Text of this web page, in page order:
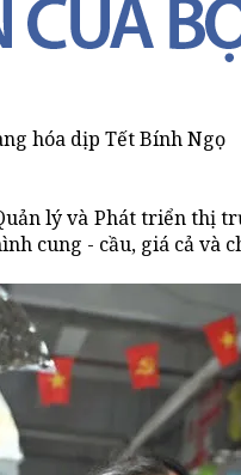
hóa dịp Tết Bính Ngọ
lý và Phát triển
cung - cầu, giá cả và